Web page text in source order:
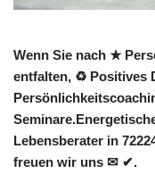
Wenn Sie nach ★
entfalten, ♻ Positives
Lebensberater in
freuen wir uns ✉ ✔.